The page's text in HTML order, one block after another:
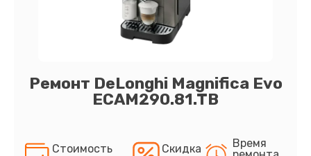
Ремонт DeLonghi Magnifica Evo
ECAM290.81.TB
Стоимость
Скидка
Время